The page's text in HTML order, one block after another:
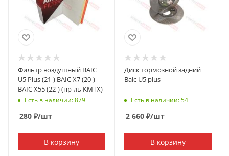
Фильтр воздушный BAIC
U5 Plus (21-) BAIC X7 (20-)
BAIC X55 (22-) (пр-ль KMTX)
Есть в наличии: 879
280 ₽/шт
В корзину
Диск тормозной задний
Baic U5 plus
Есть в наличии: 54
2 660 ₽/шт
В корзину